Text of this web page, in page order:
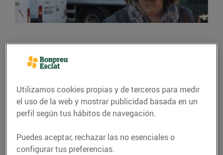
ACTUALIDAD
La solidaritat dels
ciutadans no té límits
10/noviembre/2015
Utilizamos cookies propias y de terceros para medir
el uso de la web y mostrar publicidad basada en un
perfil según tus hábitos de navegación.
Puedes aceptar, rechazar las no esenciales o
configurar tus preferencias.